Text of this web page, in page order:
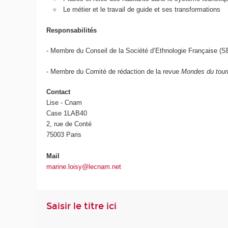
Le métier et le travail de guide et ses transformations
Responsabilités
- Membre du Conseil de la Société d’Ethnologie Française
- Membre du Comité de rédaction de la revueMondes du
Contact
Lise - Cnam
Case 1LAB40
2, rue de Conté
75003 Paris
Mail
marine.loisy@lecnam.net
Saisir le titre ici